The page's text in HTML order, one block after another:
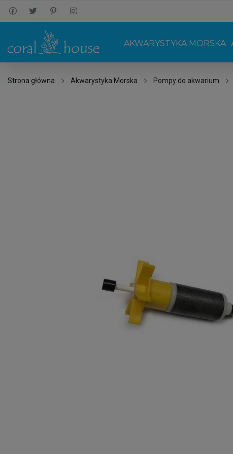
AKWARYSTYKA MORSKA
Strona główna Akwarystyka Morska Pompy do akwarium